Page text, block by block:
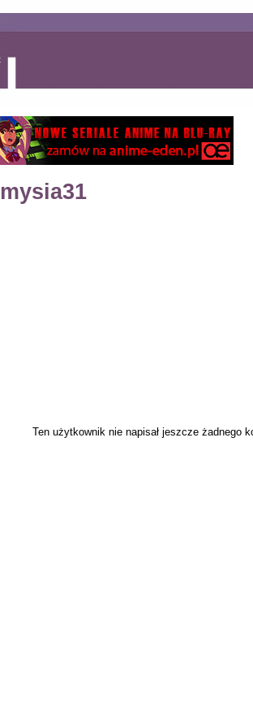
mysia31
Ten użytkownik nie napisał jeszcze żadnego